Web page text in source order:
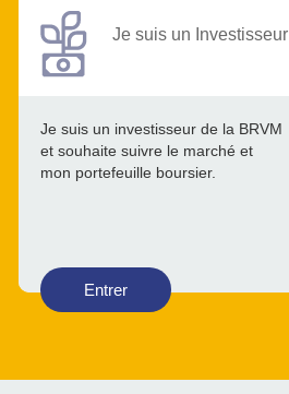
Je suis un Investisseur
Je suis un investisseur de la BRVM
et souhaite suivre le marché et
mon portefeuille boursier.
Entrer